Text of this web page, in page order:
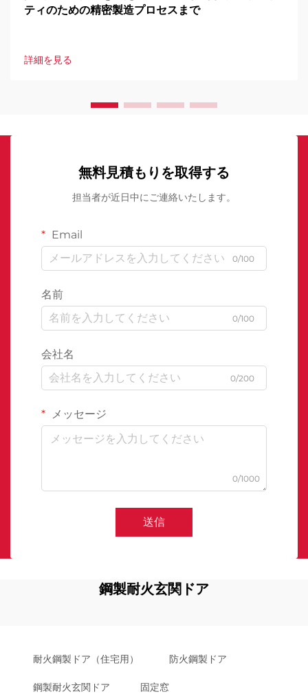
ティのための精密製造プロセスまで
詳細を見る
無料見積もりを取得する
担当者が近日中にご連絡いたします。
Email
0/100
名前
0/100
会社名
0/200
メッセージ
0/1000
送信
鋼製耐火玄関ドア
耐火鋼製ドア（住宅用） 防火鋼製ドア
鋼製耐火玄関ドア 固定窓